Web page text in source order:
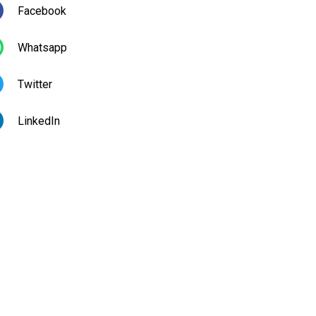
Facebook
Whatsapp
Twitter
LinkedIn